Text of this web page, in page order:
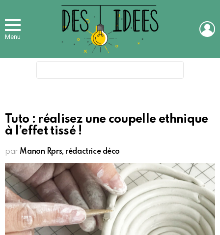
Menu
Tuto : réalisez une coupelle ethnique
à l’effet tissé !
par Manon Rprs, rédactrice déco